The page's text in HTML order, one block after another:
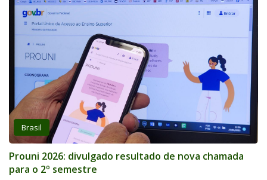
Brasil
Prouni 2026: divulgado resultado de nova chamada
para o 2º semestre